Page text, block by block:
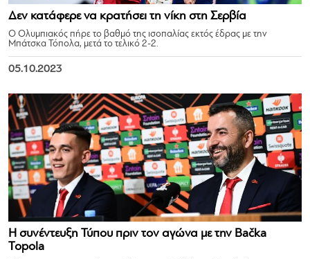
Δεν κατάφερε να κρατήσει τη νίκη στη Σερβία
Ο Ολυμπιακός πήρε το βαθμό της ισοπαλίας εκτός έδρας με την
Μπάτσκα Τόπολα, μετά το τελικό 2-2.
05.10.2023
Η συνέντευξη Τύπου πριν τον αγώνα με την Bačka
Topola